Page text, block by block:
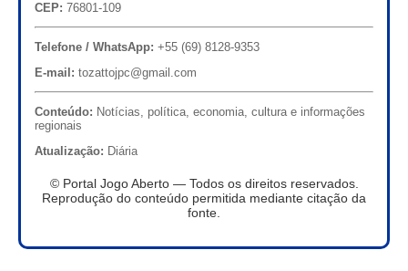
CEP: 76801-109
Telefone / WhatsApp: +55 (69) 8128-9353
E-mail: tozattojpc@gmail.com
Conteúdo: Notícias, política, economia, cultura e informações
regionais
Atualização: Diária
© Portal Jogo Aberto — Todos os direitos reservados.
Reprodução do conteúdo permitida mediante citação da
fonte.